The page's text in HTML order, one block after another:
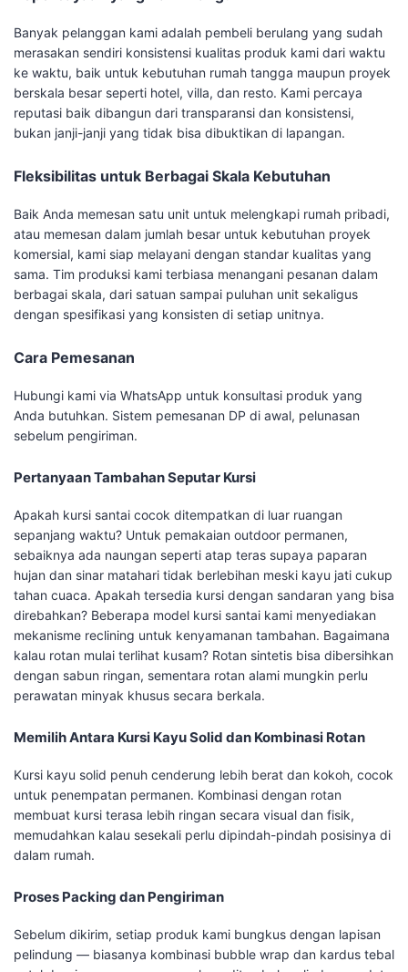
Banyak pelanggan kami adalah pembeli berulang yang sudah
merasakan sendiri konsistensi kualitas produk kami dari waktu
ke waktu, baik untuk kebutuhan rumah tangga maupun proyek
berskala besar seperti hotel, villa, dan resto. Kami percaya
reputasi baik dibangun dari transparansi dan konsistensi,
bukan janji-janji yang tidak bisa dibuktikan di lapangan.
Fleksibilitas untuk Berbagai Skala Kebutuhan
Baik Anda memesan satu unit untuk melengkapi rumah pribadi,
atau memesan dalam jumlah besar untuk kebutuhan proyek
komersial, kami siap melayani dengan standar kualitas yang
sama. Tim produksi kami terbiasa menangani pesanan dalam
berbagai skala, dari satuan sampai puluhan unit sekaligus
dengan spesifikasi yang konsisten di setiap unitnya.
Cara Pemesanan
Hubungi kami via WhatsApp untuk konsultasi produk yang
Anda butuhkan. Sistem pemesanan DP di awal, pelunasan
sebelum pengiriman.
Pertanyaan Tambahan Seputar Kursi
Apakah kursi santai cocok ditempatkan di luar ruangan
sepanjang waktu? Untuk pemakaian outdoor permanen,
sebaiknya ada naungan seperti atap teras supaya paparan
hujan dan sinar matahari tidak berlebihan meski kayu jati cukup
tahan cuaca. Apakah tersedia kursi dengan sandaran yang bisa
direbahkan? Beberapa model kursi santai kami menyediakan
mekanisme reclining untuk kenyamanan tambahan. Bagaimana
kalau rotan mulai terlihat kusam? Rotan sintetis bisa dibersihkan
dengan sabun ringan, sementara rotan alami mungkin perlu
perawatan minyak khusus secara berkala.
Memilih Antara Kursi Kayu Solid dan Kombinasi Rotan
Kursi kayu solid penuh cenderung lebih berat dan kokoh, cocok
untuk penempatan permanen. Kombinasi dengan rotan
membuat kursi terasa lebih ringan secara visual dan fisik,
memudahkan kalau sesekali perlu dipindah-pindah posisinya di
dalam rumah.
Proses Packing dan Pengiriman
Sebelum dikirim, setiap produk kami bungkus dengan lapisan
pelindung — biasanya kombinasi bubble wrap dan kardus tebal